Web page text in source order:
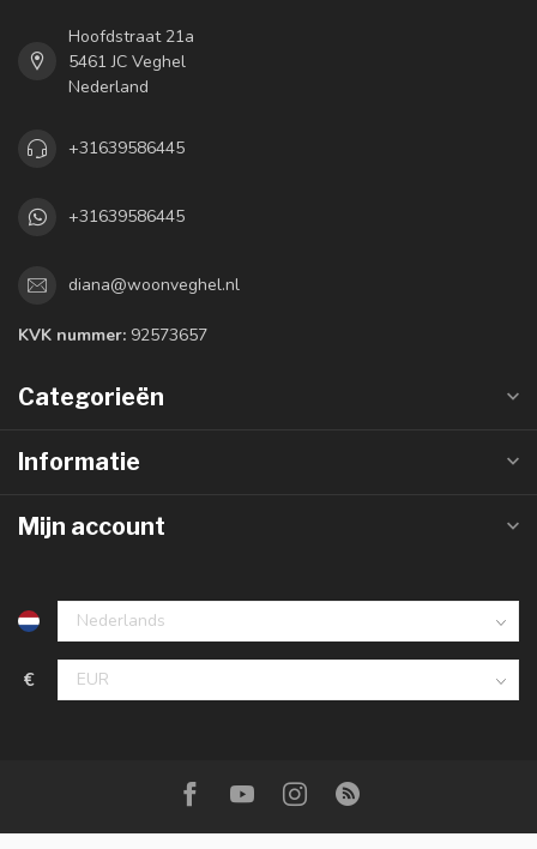
Hoofdstraat 21a
5461 JC Veghel
Nederland
+31639586445
+31639586445
diana@woonveghel.nl
KVK nummer: 92573657
Categorieën
Informatie
Mijn account
€